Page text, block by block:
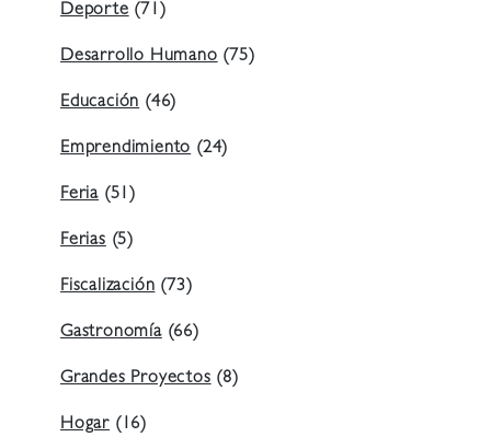
Deporte (71)
Desarrollo Humano (75)
Educación (46)
Emprendimiento (24)
Feria (51)
Ferias (5)
Fiscalización (73)
Gastronomía(66)
Grandes Proyectos (8)
Hogar (16)